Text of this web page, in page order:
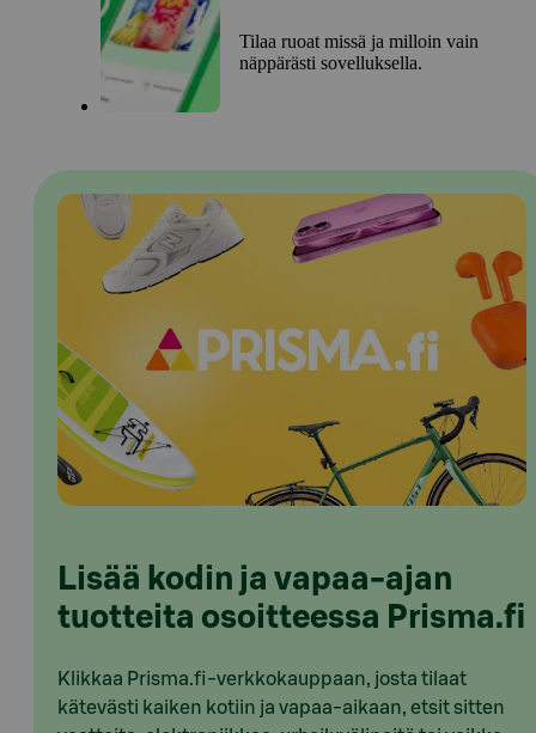
Tilaa ruoat missä ja milloin vain
näppärästi sovelluksella.
Lisää kodin ja vapaa-ajan
tuotteita osoitteessa Prisma.fi
Klikkaa Prisma.fi-verkkokauppaan, josta tilaat
kätevästi kaiken kotiin ja vapaa-aikaan, etsit sitten